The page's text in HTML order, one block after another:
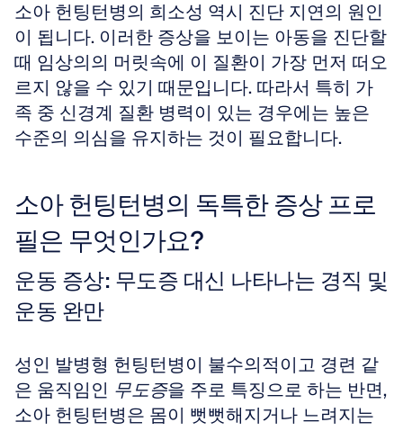
소아 헌팅턴병의 희소성 역시 진단 지연의 원인
이 됩니다. 이러한 증상을 보이는 아동을 진단할
때 임상의의 머릿속에 이 질환이 가장 먼저 떠오
르지 않을 수 있기 때문입니다. 따라서 특히 가
족 중 신경계 질환 병력이 있는 경우에는 높은
수준의 의심을 유지하는 것이 필요합니다.
소아 헌팅턴병의 독특한 증상 프로
필은 무엇인가요?
운동 증상: 무도증 대신 나타나는 경직 및
운동 완만
성인 발병형 헌팅턴병이 불수의적이고 경련 같
은 움직임인 무도증을 주로 특징으로 하는 반면,
소아 헌팅턴병은 몸이 뻣뻣해지거나 느려지는